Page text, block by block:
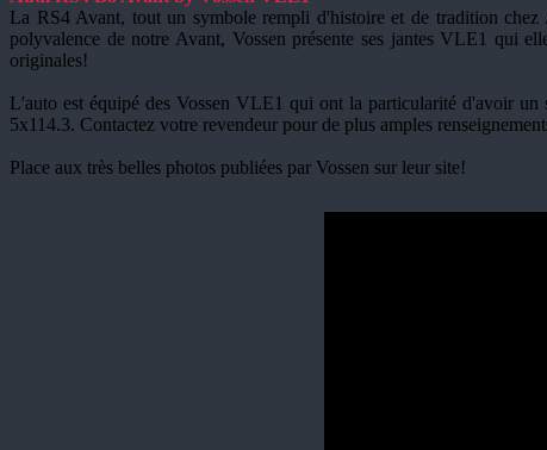
La RS4 Avant, tout un symbole rempli d'histoire et de tradition
polyvalence de notre Avant, Vossen présente ses jantes VLE1 qui
originales!
L'auto est équipé des Vossen VLE1 qui ont la particularité d'avoir
5x114.3. Contactez votre revendeur pour de plus amples
Place aux très belles photos publiées par Vossen sur leur site!